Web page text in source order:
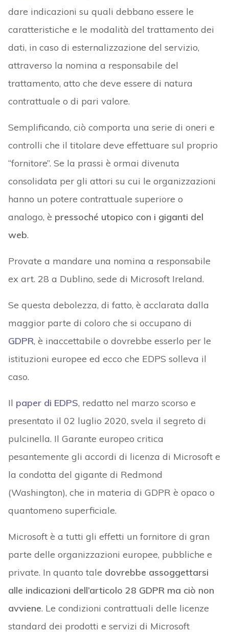
dare indicazioni su quali debbano essere le
caratteristiche e le modalità del trattamento dei
dati, in caso di esternalizzazione del servizio,
attraverso la nomina a responsabile del
trattamento, atto che deve essere di natura
contrattuale o di pari valore.
Semplificando, ciò comporta una serie di oneri e
controlli che il titolare deve effettuare sul proprio
“fornitore”. Se la prassi è ormai divenuta
consolidata per gli attori su cui le organizzazioni
hanno un potere contrattuale superiore o
analogo, è pressoché utopico con i giganti del
web.
Provate a mandare una nomina a responsabile
ex art. 28 a Dublino, sede di Microsoft Ireland.
Se questa debolezza, di fatto, è acclarata dalla
maggior parte di coloro che si occupano di
GDPR, è inaccettabile o dovrebbe esserlo per le
istituzioni europee ed ecco che EDPS solleva il
caso.
Il paper di EDPS, redatto nel marzo scorso e
presentato il 02 luglio 2020, svela il segreto di
pulcinella. Il Garante europeo critica
pesantemente gli accordi di licenza di Microsoft e
la condotta del gigante di Redmond
(Washington), che in materia di GDPR è opaco o
quantomeno superficiale.
Microsoft è a tutti gli effetti un fornitore di gran
parte delle organizzazioni europee, pubbliche e
private. In quanto tale dovrebbe assoggettarsi
alle indicazioni dell’articolo 28 GDPR ma ciò non
avviene. Le condizioni contrattuali delle licenze
standard dei prodotti e servizi di Microsoft